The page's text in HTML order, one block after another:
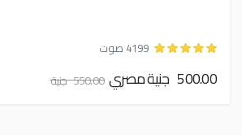
4199 صوت
500.00 جنية مصري 550.00 جنية